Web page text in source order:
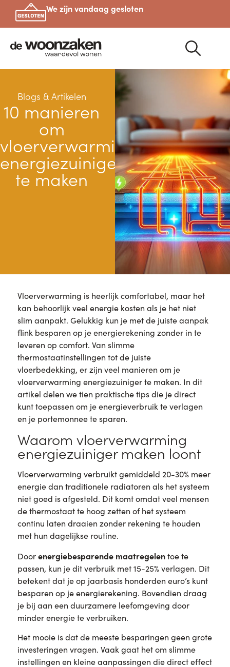
We zijn vandaag gesloten
Blogs & Artikelen
10 manieren
om
vloerverwarming
energiezuiniger
te maken
Vloerverwarming is heerlijk comfortabel, maar het
kan behoorlijk veel energie kosten als je het niet
slim aanpakt. Gelukkig kun je met de juiste aanpak
flink besparen op je energierekening zonder in te
leveren op comfort. Van slimme
thermostaatinstellingen tot de juiste
vloerbedekking, er zijn veel manieren om je
vloerverwarming energiezuiniger te maken. In dit
artikel delen we tien praktische tips die je direct
kunt toepassen om je energieverbruik te verlagen
en je portemonnee te sparen.
Waarom vloerverwarming
energiezuiniger maken loont
Vloerverwarming verbruikt gemiddeld 20-30% meer
energie dan traditionele radiatoren als het systeem
niet goed is afgesteld. Dit komt omdat veel mensen
de thermostaat te hoog zetten of het systeem
continu laten draaien zonder rekening te houden
met hun dagelijkse routine.
Doorenergiebesparende maatregelentoe te
passen, kun je dit verbruik met 15-25% verlagen. Dit
betekent dat je op jaarbasis honderden euro’s kunt
besparen op je energierekening. Bovendien draag
je bij aan een duurzamere leefomgeving door
minder energie te verbruiken.
Het mooie is dat de meeste besparingen geen grote
investeringen vragen. Vaak gaat het om slimme
instellingen en kleine aanpassingen die direct effect